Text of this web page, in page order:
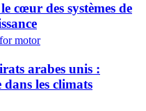
cœur des systèmes de
arabes unis :
les climats